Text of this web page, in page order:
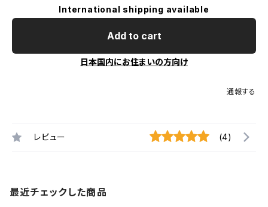
International shipping available
Add to cart
日本国内にお住まいの方向け
通報する
レビュー (4)
最近チェックした商品